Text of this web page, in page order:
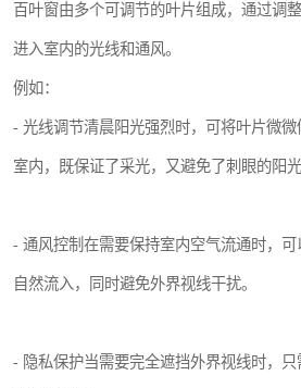
百叶窗由多个可调节的叶片组成，通过调
进入室内的光线和通风。
例如：
- 光线调节清晨阳光强烈时，可将叶片微
室内，既保证了采光，又避免了刺眼的阳光
- 通风控制在需要保持室内空气流通时，
自然流入，同时避免外界视线干扰。
- 隐私保护当需要完全遮挡外界视线时，